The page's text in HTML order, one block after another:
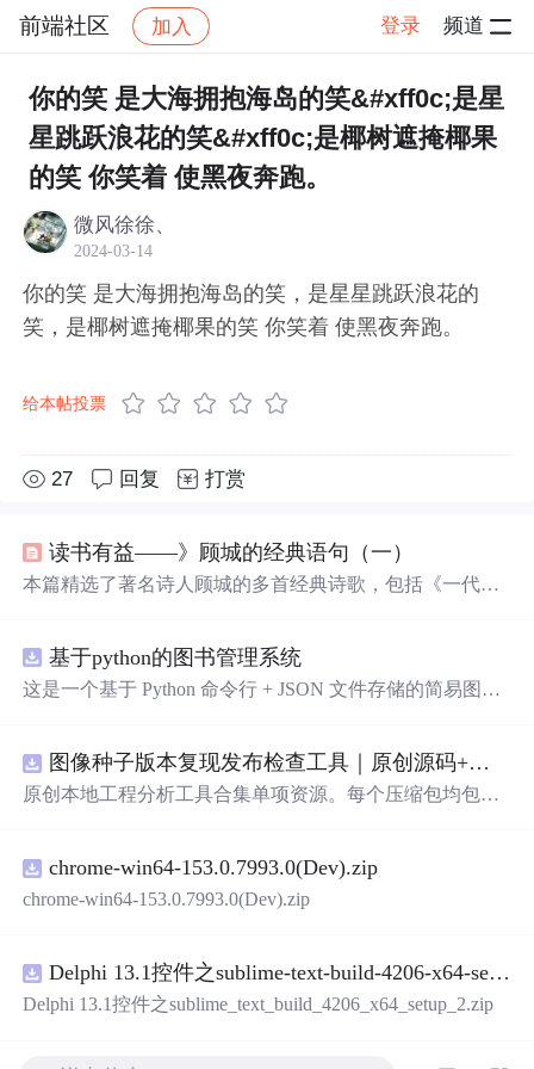
前端社区 加入 登录 频道
社区 前端社区 感慨 帖子详情
你的笑 是大海拥抱海岛的笑&#xff0c;是星
星跳跃浪花的笑&#xff0c;是椰树遮掩椰果
的笑 你笑着 使黑夜奔跑。
微风徐徐、
2024-03-14
你的笑 是大海拥抱海岛的笑，是星星跳跃浪花的
笑，是椰树遮掩椰果的笑 你笑着 使黑夜奔跑。
给本帖投票
27 回复 打赏
读书有益——》顾城的经典语句（一）
本篇精选了著名诗人顾城的多首经典诗歌，包括《一代
对美好事物的向往，对人性的探索，以及对社会现象的独
到见解。
基于python的图书管理系统
这是一个基于 Python 命令行 + JSON 文件存储的简易图书
添加、删除、修改、搜索（按书名/作者/ISBN），每本书
记录馆藏总数和当前可借数量。 学生管理：支持学生信息
过借阅上限、是否重复借阅；还书时自动判断是否逾期
（期限 30 天）；支持查看全部借阅记录、逾期记录和某人
→ 业务层 → 界面层），职责清晰，易于扩展或替换（比
如把 JSON 换成数据库只需改 storage.py）；数据保存在本
地 data/ 目录的 JSON 文件中，关闭程序数据不丢失
图像种子版本复现发布检查工具｜原创源码+测试+离线报告
原创本地工程分析工具合集单项资源。每个压缩包均包含
行效果图、README、运行说明、功能清单、MIT License
及原创授权声明。Node.js 18+ 可直接运行，零第三方运行
chrome-win64-153.0.7993.0(Dev).zip
chrome-win64-153.0.7993.0(Dev).zip
Delphi 13.1控件之sublime-text-build-4206-x64-setup-2.zip
Delphi 13.1控件之sublime_text_build_4206_x64_setup_2.zip